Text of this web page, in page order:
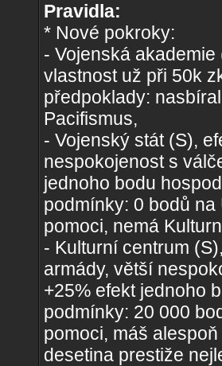
Pravidla:
* Nové pokroky:
- Vojenská
vlastnost už při 50k
předpoklady:
Pacifismus,
- Vojenský stát (S),
nespokojenost s
jednoho bodu
podmínky: 0 bodů
pomoci, nemá
- Kulturní centrum
armády, větší
+25% efekt jednoho
podmínky: 20 000
pomoci, máš
desetina prestiže